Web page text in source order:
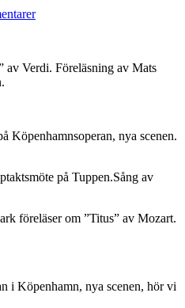
av Verdi. Föreläsning av Mats
Köpenhamnsoperan, nya scenen.
på Tuppen.Sång av
föreläser om ”Titus” av Mozart.
i Köpenhamn, nya scenen, hör vi